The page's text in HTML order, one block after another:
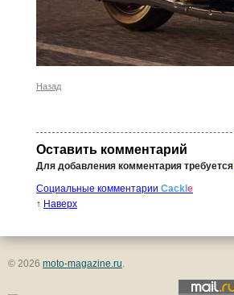
Назад
Оставить комментарий
Для добавления комментария требуется
Социальные комментарии Cackl e
↑ Наверх
© 2026 moto-magazine.ru.